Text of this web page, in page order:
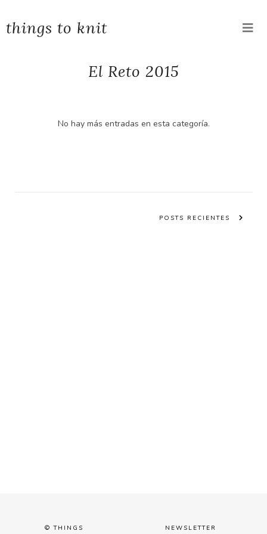
things to knit
El Reto 2015
No hay más entradas en esta categoría.
POSTS RECIENTES
© THINGS NEWSLETTER